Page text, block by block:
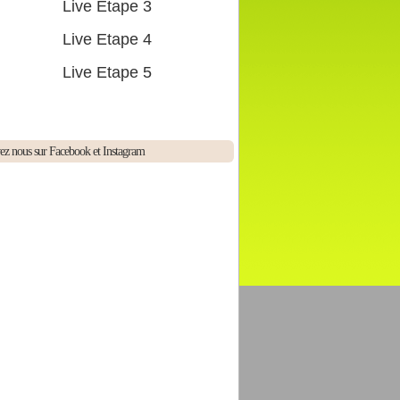
Live Etape 3
Live Etape 4
Live Etape 5
nous sur Facebook et Instagram